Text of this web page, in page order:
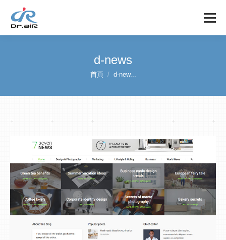
d-news
您在這裡：
首頁 d-new...